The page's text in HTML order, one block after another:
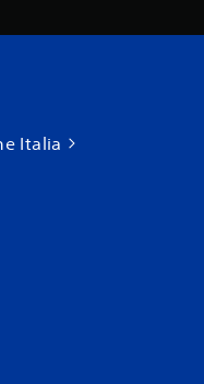
Italia